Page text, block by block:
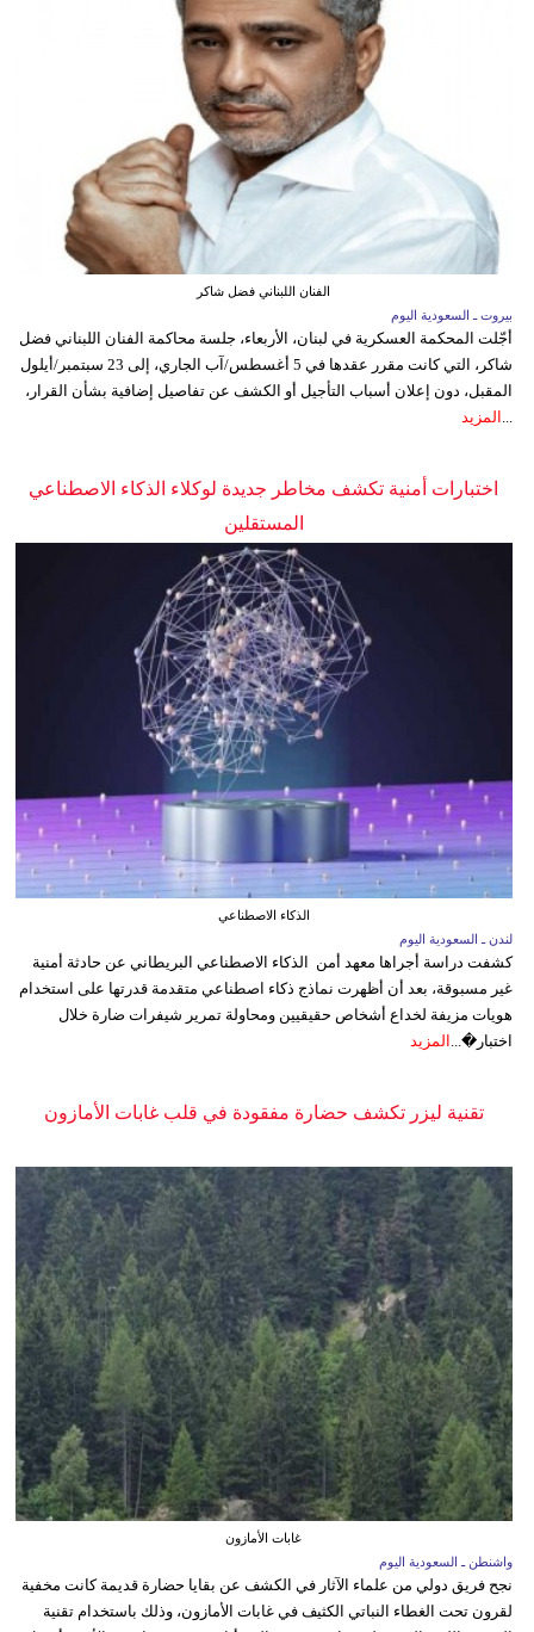
الفنان اللبناني فضل شاكر
بيروت ـ السعودية اليوم
أجّلت المحكمة العسكرية في لبنان، الأربعاء، جلسة محاكمة الفنان اللبناني فضل
شاكر، التي كانت مقرر عقدها في 5 أغسطس/آب الجاري، إلى 23 سبتمبر/أيلول
المقبل، دون إعلان أسباب التأجيل أو الكشف عن تفاصيل إضافية بشأن القرار،
المزيد
اختبارات أمنية تكشف مخاطر جديدة لوكلاء الذكاء الاصطناعي
المستقلين
الذكاء الاصطناعي
لندن ـ السعودية اليوم
كشفت دراسة أجراها معهد أمن الذكاء الاصطناعي البريطاني عن حادثة أمنية
غير مسبوقة، بعد أن أظهرت نماذج ذكاء اصطناعي متقدمة قدرتها على استخدام
هويات مزيفة لخداع أشخاص حقيقيين ومحاولة تمرير شيفرات ضارة خلال
اختبار�... المزيد
تقنية ليزر تكشف حضارة مفقودة في قلب غابات الأمازون
غابات الأمازون
واشنطن ـ السعودية اليوم
نجح فريق دولي من علماء الآثار في الكشف عن بقايا حضارة قديمة كانت مخفية
لقرون تحت الغطاء النباتي الكثيف في غابات الأمازون، وذلك باستخدام تقنية